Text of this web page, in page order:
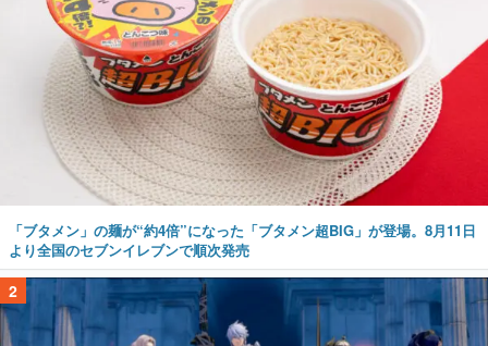
「ブタメン」の麺が“約4倍”になった「ブタメン超BIG」が登場。8月11日
より全国のセブンイレブンで順次発売
2